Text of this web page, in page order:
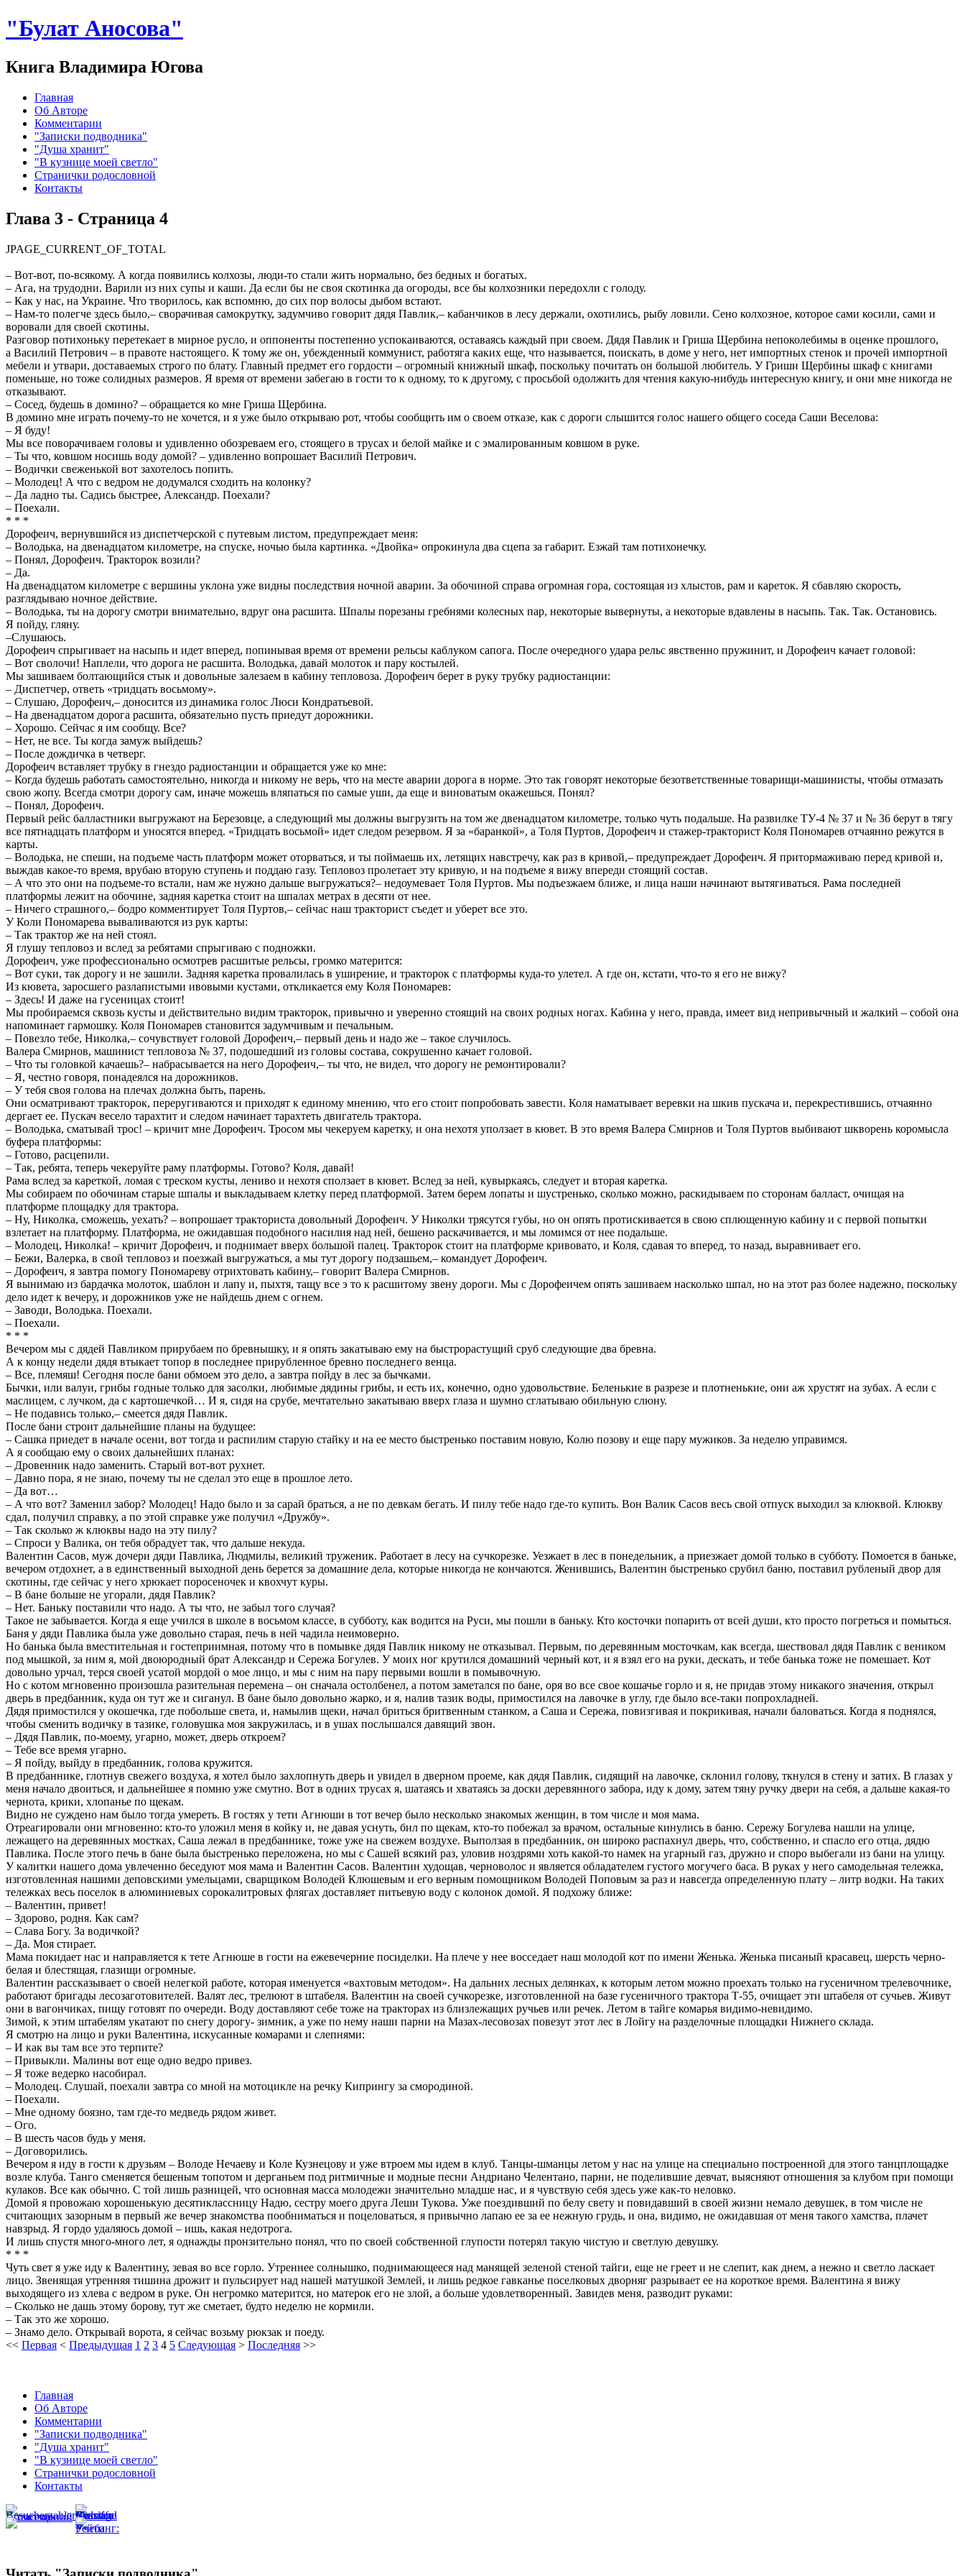
"Булат Аносова"
Книга Владимира Югова
Главная
Об Авторе
Комментарии
"Записки подводника"
"Душа хранит"
"В кузнице моей светло"
Странички родословной
Контакты
Глава 3 - Страница 4
JPAGE_CURRENT_OF_TOTAL
– Вот-вот, по-всякому. А когда появились колхозы, люди-то стали жить нормально, без бедных и богатых.
– Ага, на трудодни. Варили из них супы и каши. Да если бы не своя скотинка да огороды, все бы колхозники передохли с голоду.
– Как у нас, на Украине. Что творилось, как вспомню, до сих пор волосы дыбом встают.
– Нам-то полегче здесь было,– сворачивая самокрутку, задумчиво говорит дядя Павлик,– кабанчиков в лесу держали, охотились, рыбу ловили. Сено колхозное, которое сами косили, сами и
воровали для своей скотины.
Разговор потихоньку перетекает в мирное русло, и оппоненты постепенно успокаиваются, оставаясь каждый при своем. Дядя Павлик и Гриша Щербина непоколебимы в оценке прошлого,
а Василий Петрович – в правоте настоящего. К тому же он, убежденный коммунист, работяга каких еще, что называется, поискать, в доме у него, нет импортных стенок и прочей импортной
мебели и утвари, доставаемых строго по блату. Главный предмет его гордости – огромный книжный шкаф, поскольку почитать он большой любитель. У Гриши Щербины шкаф с книгами
поменьше, но тоже солидных размеров. Я время от времени забегаю в гости то к одному, то к другому, с просьбой одолжить для чтения какую-нибудь интересную книгу, и они мне никогда не
отказывают.
– Сосед, будешь в домино? – обращается ко мне Гриша Щербина.
В домино мне играть почему-то не хочется, и я уже было открываю рот, чтобы сообщить им о своем отказе, как с дороги слышится голос нашего общего соседа Саши Веселова:
– Я буду!
Мы все поворачиваем головы и удивленно обозреваем его, стоящего в трусах и белой майке и с эмалированным ковшом в руке.
– Ты что, ковшом носишь воду домой? – удивленно вопрошает Василий Петрович.
– Водички свеженькой вот захотелось попить.
– Молодец! А что с ведром не додумался сходить на колонку?
– Да ладно ты. Садись быстрее, Александр. Поехали?
– Поехали.
* * *
Дорофеич, вернувшийся из диспетчерской с путевым листом, предупреждает меня:
– Володька, на двенадцатом километре, на спуске, ночью была картинка. «Двойка» опрокинула два сцепа за габарит. Езжай там потихонечку.
– Понял, Дорофеич. Тракторок возили?
– Да.
На двенадцатом километре с вершины уклона уже видны последствия ночной аварии. За обочиной справа огромная гора, состоящая из хлыстов, рам и кареток. Я сбавляю скорость,
разглядываю ночное действие.
– Володька, ты на дорогу смотри внимательно, вдруг она расшита. Шпалы порезаны гребнями колесных пар, некоторые вывернуты, а некоторые вдавлены в насыпь. Так. Так. Остановись.
Я пойду, гляну.
–Слушаюсь.
Дорофеич спрыгивает на насыпь и идет вперед, попинывая время от времени рельсы каблуком сапога. После очередного удара рельс явственно пружинит, и Дорофеич качает головой:
– Вот сволочи! Наплели, что дорога не расшита. Володька, давай молоток и пару костылей.
Мы зашиваем болтающийся стык и довольные залезаем в кабину тепловоза. Дорофеич берет в руку трубку радиостанции:
– Диспетчер, ответь «тридцать восьмому».
– Слушаю, Дорофеич,– доносится из динамика голос Люси Кондратьевой.
– На двенадцатом дорога расшита, обязательно пусть приедут дорожники.
– Хорошо. Сейчас я им сообщу. Все?
– Нет, не все. Ты когда замуж выйдешь?
– После дождичка в четверг.
Дорофеич вставляет трубку в гнездо радиостанции и обращается уже ко мне:
– Когда будешь работать самостоятельно, никогда и никому не верь, что на месте аварии дорога в норме. Это так говорят некоторые безответственные товарищи-машинисты, чтобы отмазать
свою жопу. Всегда смотри дорогу сам, иначе можешь вляпаться по самые уши, да еще и виноватым окажешься. Понял?
– Понял, Дорофеич.
Первый рейс балластники выгружают на Березовце, а следующий мы должны выгрузить на том же двенадцатом километре, только чуть подальше. На развилке ТУ-4 № 37 и № 36 берут в тягу
все пятнадцать платформ и уносятся вперед. «Тридцать восьмой» идет следом резервом. Я за «баранкой», а Толя Пуртов, Дорофеич и стажер-тракторист Коля Пономарев отчаянно режутся в
карты.
– Володька, не спеши, на подъеме часть платформ может оторваться, и ты поймаешь их, летящих навстречу, как раз в кривой,– предупреждает Дорофеич. Я притормаживаю перед кривой и,
выждав какое-то время, врубаю вторую ступень и поддаю газу. Тепловоз пролетает эту кривую, и на подъеме я вижу впереди стоящий состав.
– А что это они на подъеме-то встали, нам же нужно дальше выгружаться?– недоумевает Толя Пуртов. Мы подъезжаем ближе, и лица наши начинают вытягиваться. Рама последней
платформы лежит на обочине, задняя каретка стоит на шпалах метрах в десяти от нее.
– Ничего страшного,– бодро комментирует Толя Пуртов,– сейчас наш тракторист съедет и уберет все это.
У Коли Пономарева вываливаются из рук карты:
– Так трактор же на ней стоял.
Я глушу тепловоз и вслед за ребятами спрыгиваю с подножки.
Дорофеич, уже профессионально осмотрев расшитые рельсы, громко матерится:
– Вот суки, так дорогу и не зашили. Задняя каретка провалилась в уширение, и тракторок с платформы куда-то улетел. А где он, кстати, что-то я его не вижу?
Из кювета, заросшего разлапистыми ивовыми кустами, откликается ему Коля Пономарев:
– Здесь! И даже на гусеницах стоит!
Мы пробираемся сквозь кусты и действительно видим тракторок, привычно и уверенно стоящий на своих родных ногах. Кабина у него, правда, имеет вид непривычный и жалкий – собой она
напоминает гармошку. Коля Пономарев становится задумчивым и печальным.
– Повезло тебе, Николка,– сочувствует головой Дорофеич,– первый день и надо же – такое случилось.
Валера Смирнов, машинист тепловоза № 37, подошедший из головы состава, сокрушенно качает головой.
– Что ты головкой качаешь?– набрасывается на него Дорофеич,– ты что, не видел, что дорогу не ремонтировали?
– Я, честно говоря, понадеялся на дорожников.
– У тебя своя голова на плечах должна быть, парень.
Они осматривают тракторок, переругиваются и приходят к единому мнению, что его стоит попробовать завести. Коля наматывает веревки на шкив пускача и, перекрестившись, отчаянно
дергает ее. Пускач весело тарахтит и следом начинает тарахтеть двигатель трактора.
– Володька, сматывай трос! – кричит мне Дорофеич. Тросом мы чекеруем каретку, и она нехотя уползает в кювет. В это время Валера Смирнов и Толя Пуртов выбивают шкворень коромысла
буфера платформы:
– Готово, расцепили.
– Так, ребята, теперь чекеруйте раму платформы. Готово? Коля, давай!
Рама вслед за кареткой, ломая с треском кусты, лениво и нехотя сползает в кювет. Вслед за ней, кувыркаясь, следует и вторая каретка.
Мы собираем по обочинам старые шпалы и выкладываем клетку перед платформой. Затем берем лопаты и шустренько, сколько можно, раскидываем по сторонам балласт, очищая на
платформе площадку для трактора.
– Ну, Николка, сможешь, уехать? – вопрошает тракториста довольный Дорофеич. У Николки трясутся губы, но он опять протискивается в свою сплющенную кабину и с первой попытки
взлетает на платформу. Платформа, не ожидавшая подобного насилия над ней, бешено раскачивается, и мы ломимся от нее подальше.
– Молодец, Николка! – кричит Дорофеич, и поднимает вверх большой палец. Тракторок стоит на платформе кривовато, и Коля, сдавая то вперед, то назад, выравнивает его.
– Бежи, Валерка, в свой тепловоз и поезжай выгружаться, а мы тут дорогу подзашьем,– командует Дорофеич.
– Дорофеич, я завтра помогу Пономареву отрихтовать кабину,– говорит Валера Смирнов.
Я вынимаю из бардачка молоток, шаблон и лапу и, пыхтя, тащу все э то к расшитому звену дороги. Мы с Дорофеичем опять зашиваем насколько шпал, но на этот раз более надежно, поскольку
дело идет к вечеру, и дорожников уже не найдешь днем с огнем.
– Заводи, Володька. Поехали.
– Поехали.
* * *
Вечером мы с дядей Павликом прирубаем по бревнышку, и я опять закатываю ему на быстрорастущий сруб следующие два бревна.
А к концу недели дядя втыкает топор в последнее прирубленное бревно последнего венца.
– Все, племяш! Сегодня после бани обмоем это дело, а завтра пойду в лес за бычками.
Бычки, или валуи, грибы годные только для засолки, любимые дядины грибы, и есть их, конечно, одно удовольствие. Беленькие в разрезе и плотненькие, они аж хрустят на зубах. А если с
маслицем, с лучком, да с картошечкой… И я, сидя на срубе, мечтательно закатываю вверх глаза и шумно сглатываю обильную слюну.
– Не подавись только,– смеется дядя Павлик.
После бани строит дальнейшие планы на будущее:
– Сашка приедет в начале осени, вот тогда и распилим старую стайку и на ее место быстренько поставим новую, Колю позову и еще пару мужиков. За неделю управимся.
А я сообщаю ему о своих дальнейших планах:
– Дровенник надо заменить. Старый вот-вот рухнет.
– Давно пора, я не знаю, почему ты не сделал это еще в прошлое лето.
– Да вот…
– А что вот? Заменил забор? Молодец! Надо было и за сарай браться, а не по девкам бегать. И пилу тебе надо где-то купить. Вон Валик Сасов весь свой отпуск выходил за клюквой. Клюкву
сдал, получил справку, а по этой справке уже получил «Дружбу».
– Так сколько ж клюквы надо на эту пилу?
– Спроси у Валика, он тебя обрадует так, что дальше некуда.
Валентин Сасов, муж дочери дяди Павлика, Людмилы, великий труженик. Работает в лесу на сучкорезке. Уезжает в лес в понедельник, а приезжает домой только в субботу. Помоется в баньке,
вечером отдохнет, а в единственный выходной день берется за домашние дела, которые никогда не кончаются. Женившись, Валентин быстренько срубил баню, поставил рубленый двор для
скотины, где сейчас у него хрюкает поросеночек и квохчут куры.
– В бане больше не угорали, дядя Павлик?
– Нет. Баньку поставили что надо. А ты что, не забыл того случая?
Такое не забывается. Когда я еще учился в школе в восьмом классе, в субботу, как водится на Руси, мы пошли в баньку. Кто косточки попарить от всей души, кто просто погреться и помыться.
Баня у дяди Павлика была уже довольно старая, печь в ней чадила неимоверно.
Но банька была вместительная и гостеприимная, потому что в помывке дядя Павлик никому не отказывал. Первым, по деревянным мосточкам, как всегда, шествовал дядя Павлик с веником
под мышкой, за ним я, мой двоюродный брат Александр и Сережа Богулев. У моих ног крутился домашний черный кот, и я взял его на руки, дескать, и тебе банька тоже не помешает. Кот
довольно урчал, терся своей усатой мордой о мое лицо, и мы с ним на пару первыми вошли в помывочную.
Но с котом мгновенно произошла разительная перемена – он сначала остолбенел, а потом заметался по бане, оря во все свое кошачье горло и я, не придав этому никакого значения, открыл
дверь в предбанник, куда он тут же и сиганул. В бане было довольно жарко, и я, налив тазик воды, примостился на лавочке в углу, где было все-таки попрохладней.
Дядя примостился у окошечка, где побольше света, и, намылив щеки, начал бриться бритвенным станком, а Саша и Сережа, повизгивая и покрикивая, начали баловаться. Когда я поднялся,
чтобы сменить водичку в тазике, головушка моя закружилась, и в ушах послышался давящий звон.
– Дядя Павлик, по-моему, угарно, может, дверь откроем?
– Тебе все время угарно.
– Я пойду, выйду в предбанник, голова кружится.
В предбаннике, глотнув свежего воздуха, я хотел было захлопнуть дверь и увидел в дверном проеме, как дядя Павлик, сидящий на лавочке, склонил голову, ткнулся в стену и затих. В глазах у
меня начало двоиться, и дальнейшее я помню уже смутно. Вот в одних трусах я, шатаясь и хватаясь за доски деревянного забора, иду к дому, затем тяну ручку двери на себя, а дальше какая-то
чернота, крики, хлопанье по щекам.
Видно не суждено нам было тогда умереть. В гостях у тети Агнюши в тот вечер было несколько знакомых женщин, в том числе и моя мама.
Отреагировали они мгновенно: кто-то уложил меня в койку и, не давая уснуть, бил по щекам, кто-то побежал за врачом, остальные кинулись в баню. Сережу Богулева нашли на улице,
лежащего на деревянных мостках, Саша лежал в предбаннике, тоже уже на свежем воздухе. Выползая в предбанник, он широко распахнул дверь, что, собственно, и спасло его отца, дядю
Павлика. После этого печь в бане была быстренько переложена, но мы с Сашей всякий раз, уловив ноздрями хоть какой-то намек на угарный газ, дружно и споро выбегали из бани на улицу.
У калитки нашего дома увлеченно беседуют моя мама и Валентин Сасов. Валентин худощав, черноволос и является обладателем густого могучего баса. В руках у него самодельная тележка,
изготовленная нашими деповскими умельцами, сварщиком Володей Клюшевым и его верным помощником Володей Поповым за раз и навсегда определенную плату – литр водки. На таких
тележках весь поселок в алюминиевых сорокалитровых флягах доставляет питьевую воду с колонок домой. Я подхожу ближе:
– Валентин, привет!
– Здорово, родня. Как сам?
– Слава Богу. За водичкой?
– Да. Моя стирает.
Мама покидает нас и направляется к тете Агнюше в гости на ежевечерние посиделки. На плече у нее восседает наш молодой кот по имени Женька. Женька писаный красавец, шерсть черно-
белая и блестящая, глазищи огромные.
Валентин рассказывает о своей нелегкой работе, которая именуется «вахтовым методом». На дальних лесных делянках, к которым летом можно проехать только на гусеничном трелевочнике,
работают бригады лесозаготовителей. Валят лес, трелюют в штабеля. Валентин на своей сучкорезке, изготовленной на базе гусеничного трактора Т-55, очищает эти штабеля от сучьев. Живут
они в вагончиках, пищу готовят по очереди. Воду доставляют себе тоже на тракторах из близлежащих ручьев или речек. Летом в тайге комарья видимо-невидимо.
Зимой, к этим штабелям укатают по снегу дорогу- зимник, а уже по нему наши парни на Мазах-лесовозах повезут этот лес в Лойгу на разделочные площадки Нижнего склада.
Я смотрю на лицо и руки Валентина, искусанные комарами и слепнями:
– И как вы там все это терпите?
– Привыкли. Малины вот еще одно ведро привез.
– Я тоже ведерко насобирал.
– Молодец. Слушай, поехали завтра со мной на мотоцикле на речку Кипрингу за смородиной.
– Поехали.
– Мне одному боязно, там где-то медведь рядом живет.
– Ого.
– В шесть часов будь у меня.
– Договорились.
Вечером я иду в гости к друзьям – Володе Нечаеву и Коле Кузнецову и уже втроем мы идем в клуб. Танцы-шманцы летом у нас на улице на специально построенной для этого танцплощадке
возле клуба. Танго сменяется бешеным топотом и дерганьем под ритмичные и модные песни Андриано Челентано, парни, не поделившие девчат, выясняют отношения за клубом при помощи
кулаков. Все как обычно. С той лишь разницей, что основная масса молодежи значительно младше нас, и я чувствую себя здесь уже как-то неловко.
Домой я провожаю хорошенькую десятиклассницу Надю, сестру моего друга Леши Тукова. Уже поездивший по белу свету и повидавший в своей жизни немало девушек, в том числе не
считающих зазорным в первый же вечер знакомства пообниматься и поцеловаться, я привычно лапаю ее за ее нежную грудь, и она, видимо, не ожидавшая от меня такого хамства, плачет
навзрыд. Я гордо удаляюсь домой – ишь, какая недотрога.
И лишь спустя много-много лет, я однажды пронзительно понял, что по своей собственной глупости потерял такую чистую и светлую девушку.
* * *
Чуть свет я уже иду к Валентину, зевая во все горло. Утреннее солнышко, поднимающееся над манящей зеленой стеной тайги, еще не греет и не слепит, как днем, а нежно и светло ласкает
лицо. Звенящая утренняя тишина дрожит и пульсирует над нашей матушкой Землей, и лишь редкое гавканье поселковых дворняг разрывает ее на короткое время. Валентина я вижу
выходящего из хлева с ведром в руке. Он негромко матерится, но матерок его не злой, а больше удовлетворенный. Завидев меня, разводит руками:
– Сколько не дашь этому борову, тут же сметает, будто неделю не кормили.
– Так это же хорошо.
– Знамо дело. Открывай ворота, я сейчас возьму рюкзак и поеду.
<< Первая < Предыдущая 1 2 3 4 5 Следующая > Последняя >>
Главная
Об Авторе
Комментарии
"Записки подводника"
"Душа хранит"
"В кузнице моей светло"
Странички родословной
Контакты